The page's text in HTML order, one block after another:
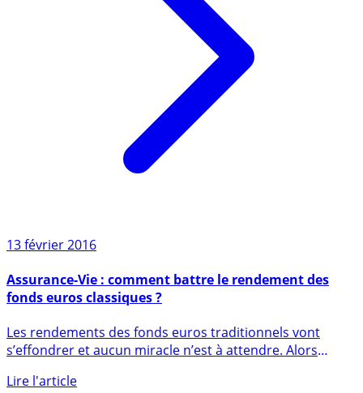
13 février 2016
fonds euros classiques ?
s’effondrer et aucun miracle n’est à attendre. Alors